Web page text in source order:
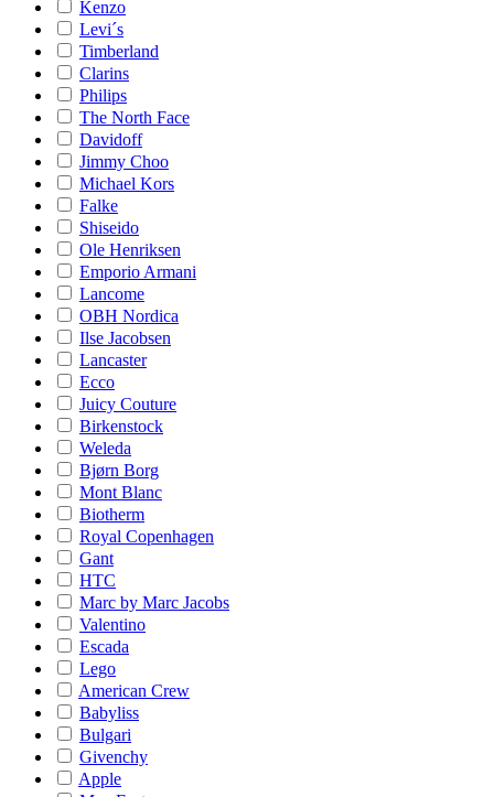
Kenzo
Levi´s
Timberland
Clarins
Philips
The North Face
Davidoff
Jimmy Choo
Michael Kors
Falke
Shiseido
Ole Henriksen
Emporio Armani
Lancome
OBH Nordica
Ilse Jacobsen
Lancaster
Ecco
Juicy Couture
Birkenstock
Weleda
Bjørn Borg
Mont Blanc
Biotherm
Royal Copenhagen
Gant
HTC
Marc by Marc Jacobs
Valentino
Escada
Lego
American Crew
Babyliss
Bulgari
Givenchy
Apple